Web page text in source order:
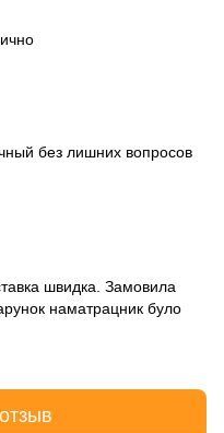
без лишних вопросов
швидка. Замовила
наматрацник було